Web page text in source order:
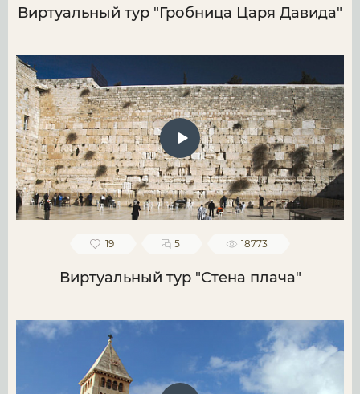
Виртуальный тур "Гробница Царя Давида"
19 5 18773
Виртуальный тур "Стена плача"